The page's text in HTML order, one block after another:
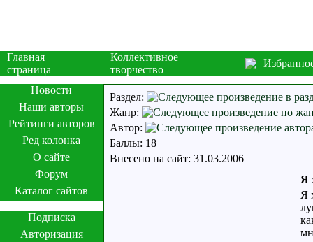
Главная
страница
Коллективное
творчество
Новости
Наши авторы
Рейтинги авторов
Ред колонка
О сайте
Форум
Каталог сайтов
Подписка
Авторизация
Раздел:
Жанр:
Автор:
Баллы: 18
Внесено на сайт: 31.03.2006
Я
Я